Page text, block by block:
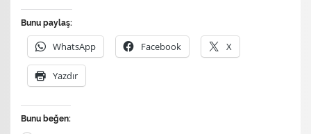
Bunu paylaş:
WhatsApp Facebook X
Yazdır
Bunu beğen: